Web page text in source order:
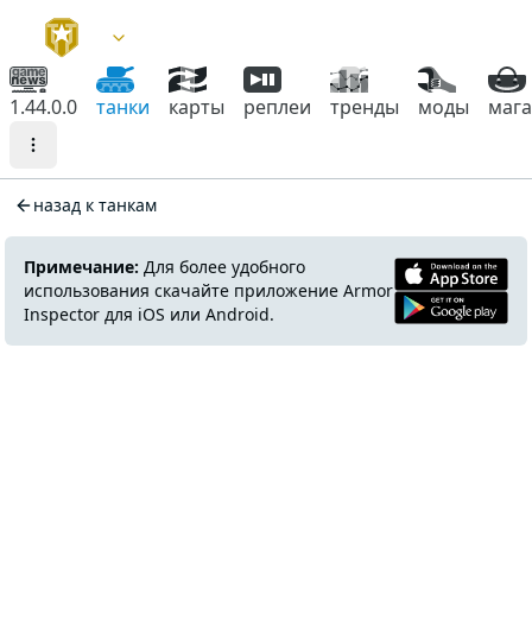
1.44.0.0 танки карты реплеи тренды моды
назад к танкам
Примечание: Для более удобного
использования скачайте приложение Armor
Inspector для iOS или Android.